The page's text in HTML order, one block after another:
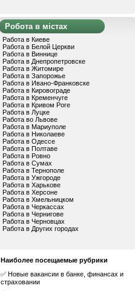
Робота в містах
Работа в Киеве
Работа в Белой Церкви
Работа в Виннице
Работа в Днепропетровске
Работа в Житомире
Работа в Запорожье
Работа в Ивано-Франковске
Работа в Кировограде
Работа в Кременчуге
Работа в Кривом Роге
Работа в Луцке
Работа во Львове
Работа в Мариуполе
Работа в Николаеве
Работа в Одессе
Работа в Полтаве
Работа в Ровно
Работа в Сумах
Работа в Тернополе
Работа в Ужгороде
Работа в Харькове
Работа в Херсоне
Работа в Хмельницком
Работа в Черкассах
Работа в Чернигове
Работа в Черновцах
Работа в Других городах
Наиболее посещаемые рубрики
✅ Новые вакансии в банке, финансах и
страховании